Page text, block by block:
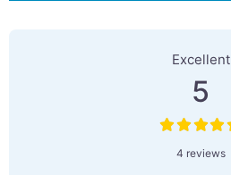
Excellent
5
4 reviews